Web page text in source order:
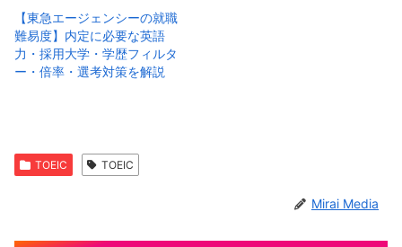
【東急エージェンシーの就職
難易度】内定に必要な英語
力・採用大学・学歴フィルタ
ー・倍率・選考対策を解説
TOEIC TOEIC
Mirai Media